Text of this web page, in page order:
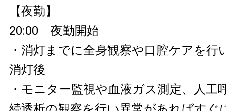
【夜勤】
20:00 夜勤開始
・消灯までに全身観察や口腔ケアを行
消灯後
・モニター監視や血液ガス測定、人工